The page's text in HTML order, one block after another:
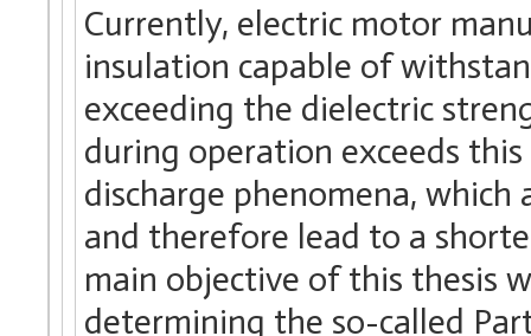
Currently, electric motor
insulation capable of
exceeding the dielectric
during operation exceeds
discharge phenomena,
and therefore lead to a
main objective of this thesis
determining the so-called